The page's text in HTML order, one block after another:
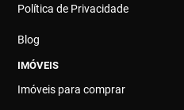
Política de Privacidade
Blog
IMÓVEIS
Imóveis para comprar